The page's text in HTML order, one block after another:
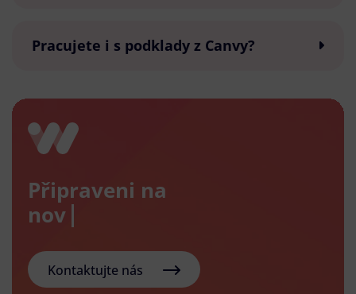
Pracujete i s podklady z Canvy?
Připraveni na
nový e-s
Kontaktujte nás